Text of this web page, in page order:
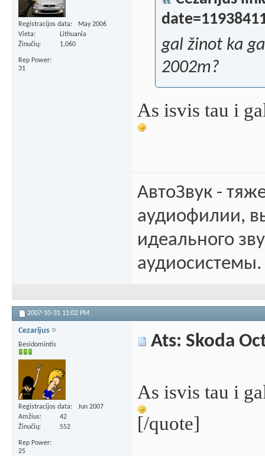
Registracijos data
May 2006
Vieta
Lithuania
Žinučių
1,060
Rep Power
31
gal žinot ka
2002m?
As isvis tau i
АвтоЗвук -
аудиофилии,
идеального
2007-10-31 11:02 PM
Cezarijus
Besidomintis
Registracijos data
Jun 2007
Amžius
42
Žinučių
552
Rep Power
25
Ats: Skoda
As isvis tau i
[/quote]